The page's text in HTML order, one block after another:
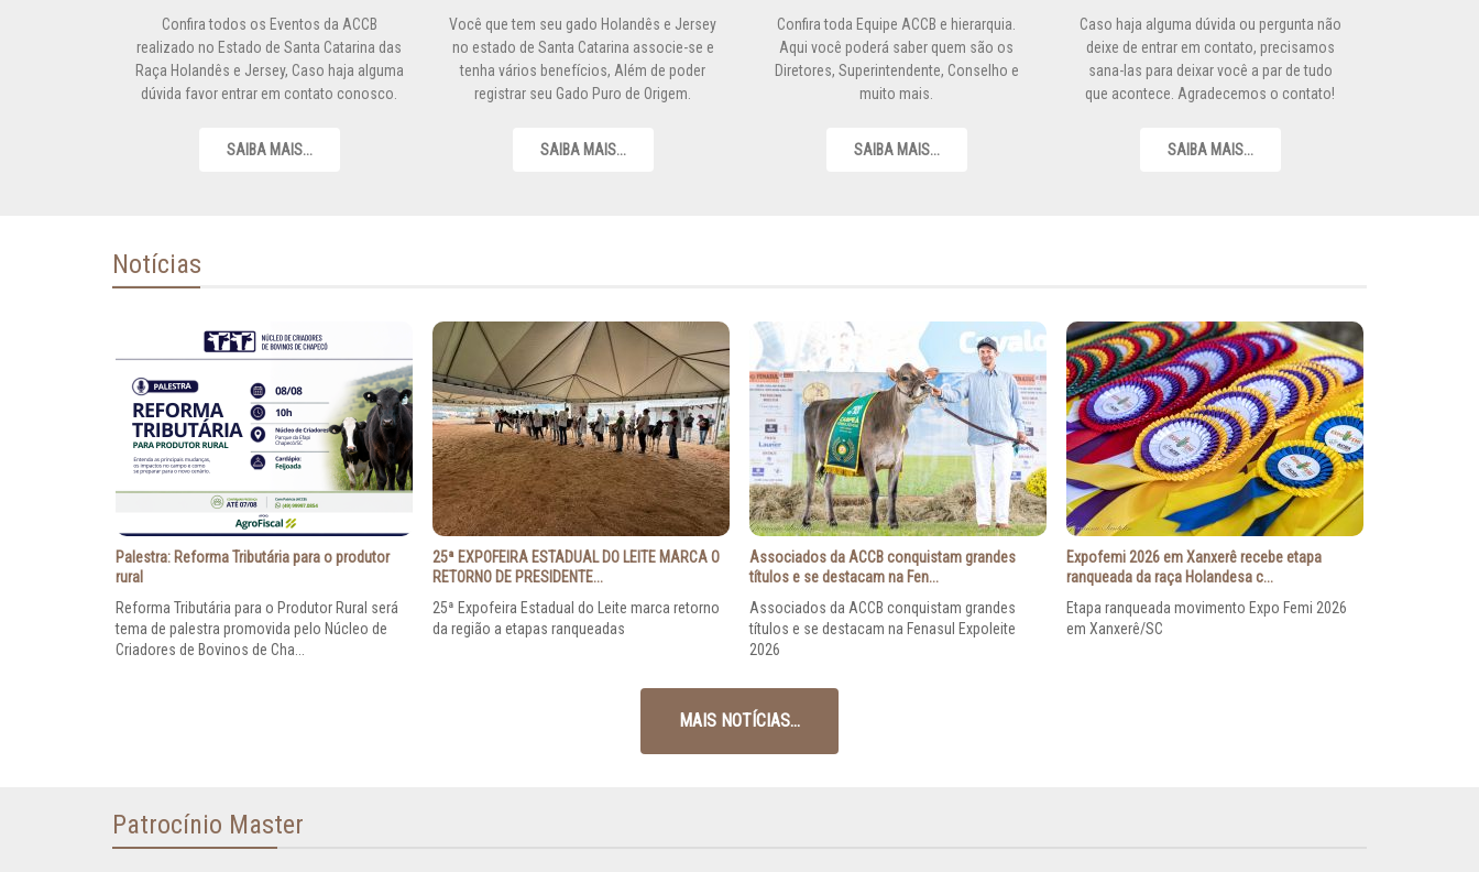
Confira todos os Eventos da ACCB
realizado no Estado de Santa Catarina das
Raça Holandês e Jersey, Caso haja alguma
dúvida favor entrar em contato conosco.
SAIBA MAIS...
Você que tem seu gado Holandês e Jersey
no estado de Santa Catarina associe-se e
tenha vários benefícios, Além de poder
registrar seu Gado Puro de Origem.
SAIBA MAIS...
Confira toda Equipe ACCB e hierarquia.
Aqui você poderá saber quem são os
Diretores, Superintendente, Conselho e
muito mais.
SAIBA MAIS...
Caso haja alguma dúvida ou pergunta não
deixe de entrar em contato, precisamos
sana-las para deixar você a par de tudo
que acontece. Agradecemos o contato!
SAIBA MAIS...
Notícias
Palestra: Reforma Tributária para o produtor
rural
Reforma Tributária para o Produtor Rural será
tema de palestra promovida pelo Núcleo de
Criadores de Bovinos de Cha...
25ª EXPOFEIRA ESTADUAL DO LEITE MARCA O
RETORNO DE PRESIDENTE...
25ª Expofeira Estadual do Leite marca retorno
da região a etapas ranqueadas
Associados da ACCB conquistam grandes
títulos e se destacam na Fen...
Associados da ACCB conquistam grandes
títulos e se destacam na Fenasul Expoleite
2026
Expofemi 2026 em Xanxerê recebe etapa
ranqueada da raça Holandesa c...
Etapa ranqueada movimento Expo Femi 2026
em Xanxerê/SC
MAIS NOTÍCIAS...
Patrocínio Master